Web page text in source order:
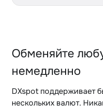
Обменяйте
немедленно
DXspot поддерживает
нескольких валют.